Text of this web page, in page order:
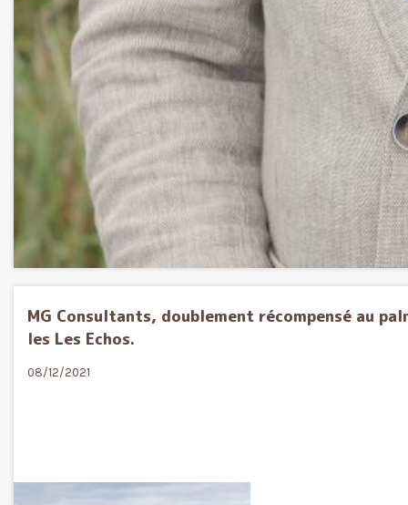
MG Consultants, doublement récompensé au
les Les Echos.
08/12/2021